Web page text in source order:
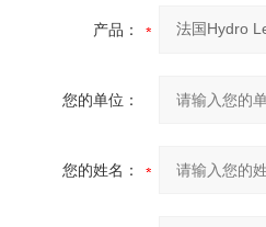
产品：
您的单位：
您的姓名：